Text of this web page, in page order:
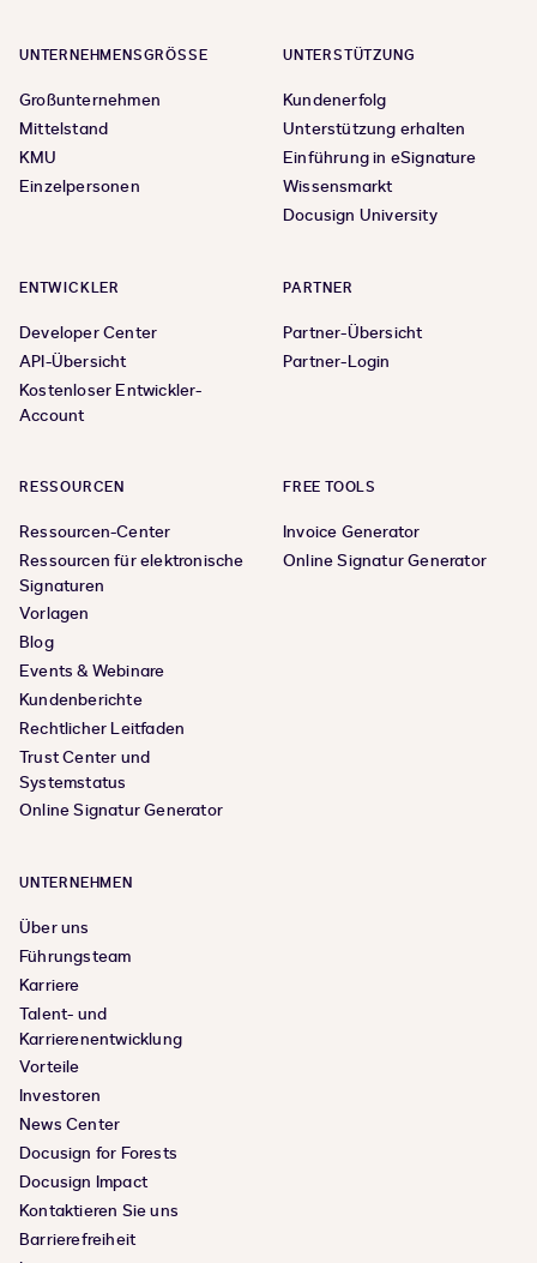
UNTERNEHMENSGRÖSSE
Großunternehmen
Mittelstand
KMU
Einzelpersonen
UNTERSTÜTZUNG
Kundenerfolg
Unterstützung erhalten
Einführung in eSignature
Wissensmarkt
Docusign University
ENTWICKLER
Developer Center
API-Übersicht
Kostenloser Entwickler-
Account
PARTNER
Partner-Übersicht
Partner-Login
RESSOURCEN
Ressourcen-Center
Ressourcen für elektronische
Signaturen
Vorlagen
Blog
Events & Webinare
Kundenberichte
Rechtlicher Leitfaden
Trust Center und
Systemstatus
Online Signatur Generator
FREE TOOLS
Invoice Generator
Online Signatur Generator
UNTERNEHMEN
Über uns
Führungsteam
Karriere
Talent- und
Karrierenentwicklung
Vorteile
Investoren
News Center
Docusign for Forests
Docusign Impact
Kontaktieren Sie uns
Barrierefreiheit